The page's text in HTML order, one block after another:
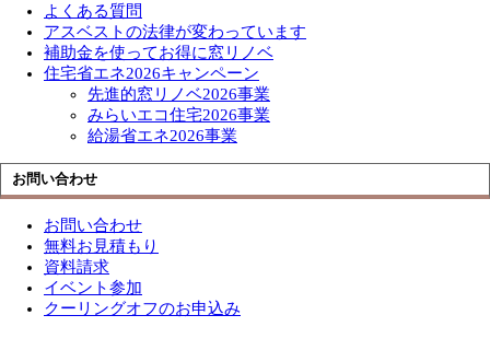
よくある質問
アスベストの法律が変わっています
補助金を使ってお得に窓リノベ
住宅省エネ2026キャンペーン
先進的窓リノベ2026事業
みらいエコ住宅2026事業
給湯省エネ2026事業
お問い合わせ
お問い合わせ
無料お見積もり
資料請求
イベント参加
クーリングオフのお申込み